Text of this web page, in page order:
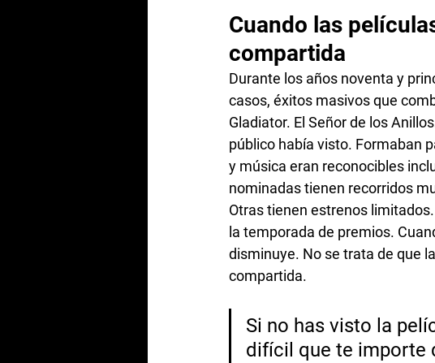
Cuando las
compartida
Durante los años noventa y
casos, éxitos masivos que
Gladiator. El Señor de los
público había visto. Formaban
y música eran reconocibles
nominadas tienen recorridos
Otras tienen estrenos
la temporada de premios.
disminuye. No se trata de que
compartida.
Si no has visto la
difícil que te importe